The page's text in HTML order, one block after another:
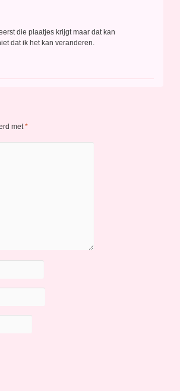
die plaatjes krijgt maar dat kan
dat ik het kan veranderen.
met*